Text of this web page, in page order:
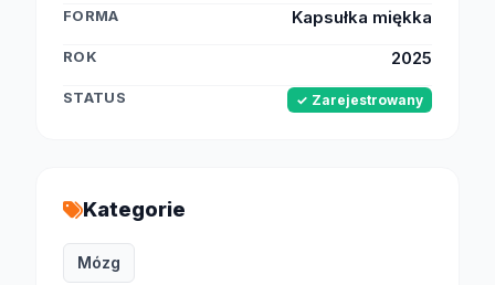
FORMA Kapsułka miękka
ROK 2025
STATUS ✓ Zarejestrowany
Kategorie
Mózg